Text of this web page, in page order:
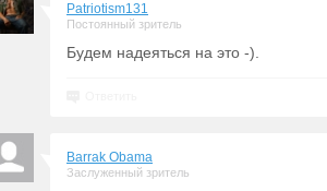
Patriotism131
Постоянный зритель
Будем надеяться на это -).
Barrak Obama
Заслуженный зритель